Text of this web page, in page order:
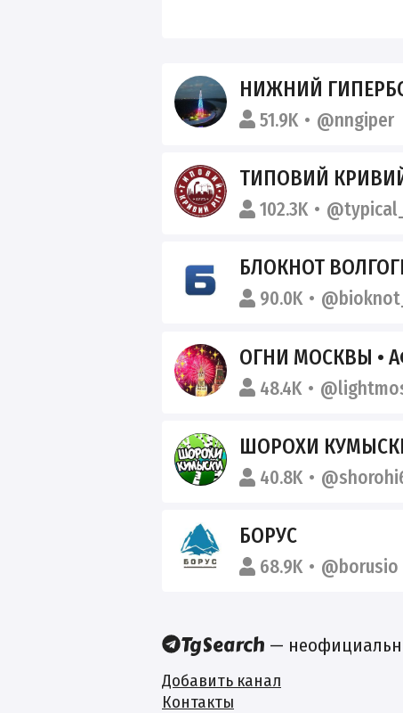
НИЖНИЙ
51.9K @nngiper
ТИПОВИЙ
102.3K
БЛОКНОТ
90.0K
ОГНИ МОСКВЫ •
48.4K
ШОРОХИ
40.8K
БОРУС
68.9K @borusio
—
Добавить канал
Контакты